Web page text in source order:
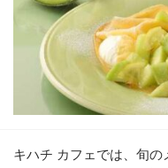
キハチ カフェでは、旬